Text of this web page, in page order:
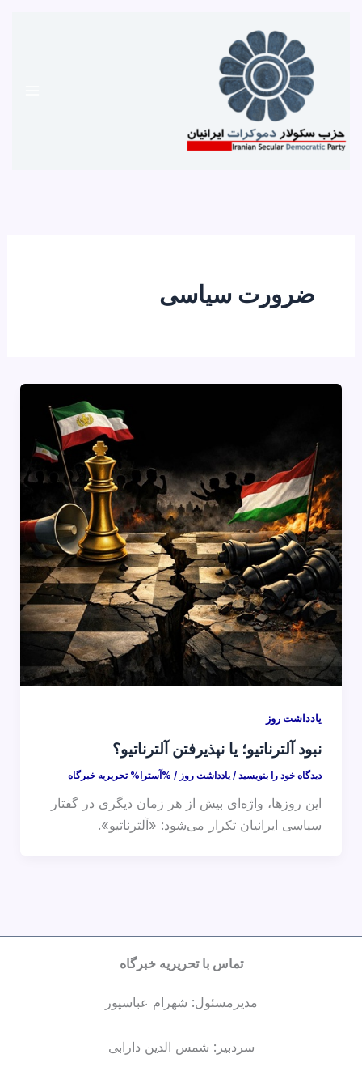
ضرورت سیاسی
یادداشت روز
نبود آلترناتیو؛ یا نپذیرفتن آلترناتیو؟
دیدگاه‌ خود را بنویسید / یادداشت روز / %آسترا% تحریریه خبرگاه
این روزها، واژه‌ای بیش از هر زمان دیگری در گفتار
سیاسی ایرانیان تکرار می‌شود: «آلترناتیو».
تماس با تحریریه خبرگاه
مدیرمسئول: شهرام عباسپور
سردبیر: شمس الدین دارابی